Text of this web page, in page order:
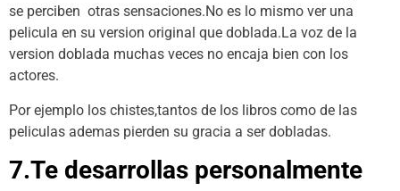
se perciben otras sensaciones.No es lo mismo ver una
pelicula en su version original que doblada.La voz de la
version doblada muchas veces no encaja bien con los
actores.
Por ejemplo los chistes,tantos de los libros como de las
peliculas ademas pierden su gracia a ser dobladas.
7.Te desarrollas personalmente